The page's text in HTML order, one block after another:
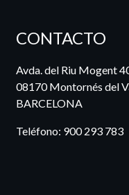
CONTACTO
Avda. del Riu Mogent
08170 Montornés del
BARCELONA
Teléfono: 900 293 783